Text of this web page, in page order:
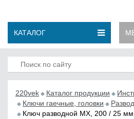
КАТАЛОГ
220vek Каталог продукции
Ключи гаечные, головки
Ключ разводной МХ, 200 / 25